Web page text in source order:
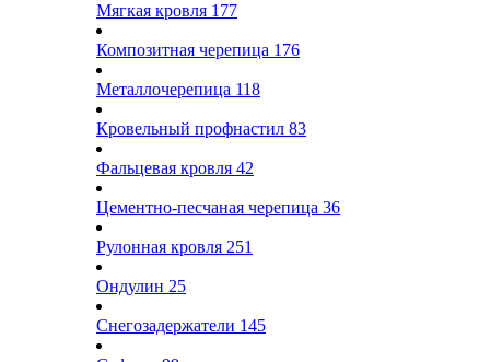
Мягкая кровля 177
Композитная черепица 176
Металлочерепица 118
Кровельный профнастил 83
Фальцевая кровля 42
Цементно-песчаная черепица 36
Рулонная кровля 251
Ондулин 25
Снегозадержатели 145